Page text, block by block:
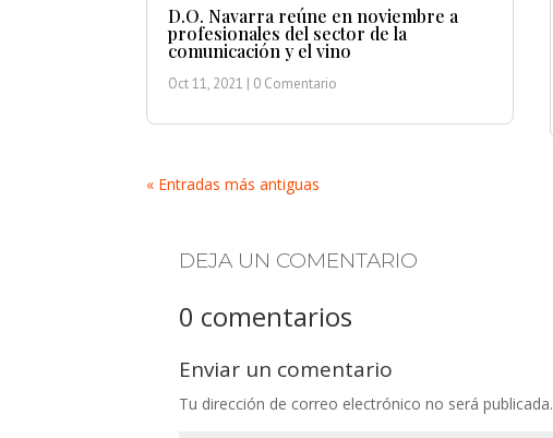
D.O. Navarra reúne en noviembre a
profesionales del sector de la
comunicación y el vino
Oct 11, 2021 | 0 Comentario
« Entradas más antiguas
DEJA UN COMENTARIO
0 comentarios
Enviar un comentario
Tu dirección de correo electrónico no será publicada.